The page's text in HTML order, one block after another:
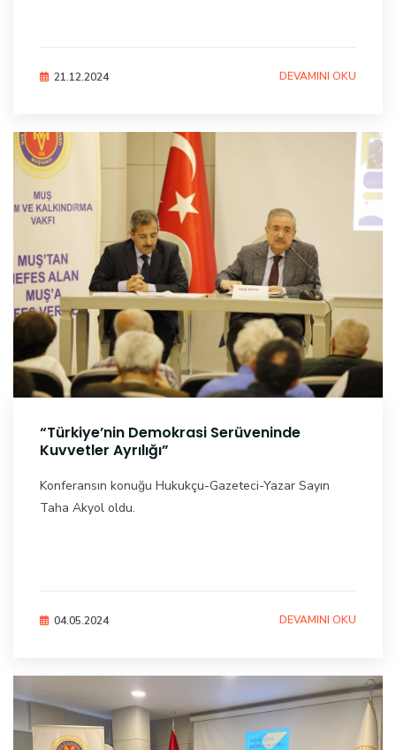
21.12.2024 DEVAMINI OKU
“Türkiye’nin Demokrasi Serüveninde
Kuvvetler Ayrılığı”
Konferansın konuğu Hukukçu-Gazeteci-Yazar Sayın
Taha Akyol oldu.
04.05.2024 DEVAMINI OKU